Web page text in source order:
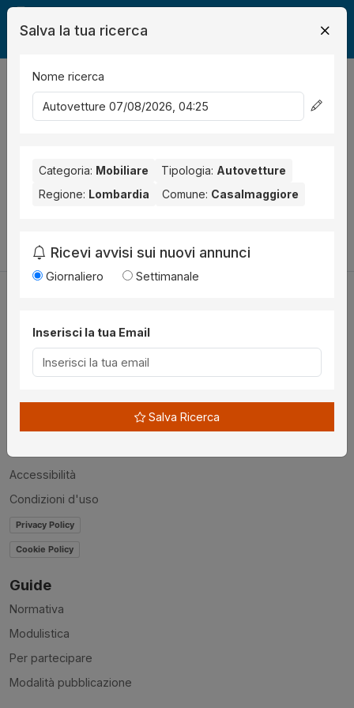
Legalmente Mobili
risultati Ordina per
Nessun risultato per la Provincia selezionata:Cremona
Prova a modificare i parametri di ricerca:
Utilità
Chi siamo
Disclaimer
Accessibilità
Condizioni d'uso
Privacy Policy
Cookie Policy
Guide
Normativa
Modulistica
Per partecipare
Modalità pubblicazione
Salva la tua ricerca
Nome ricerca
Categoria: Mobiliare Tipologia: Autovetture
Regione: Lombardia Comune: Casalmaggiore
Ricevi avvisi sui nuovi annunci
Giornaliero Settimanale
Inserisci la tua Email
Salva Ricerca